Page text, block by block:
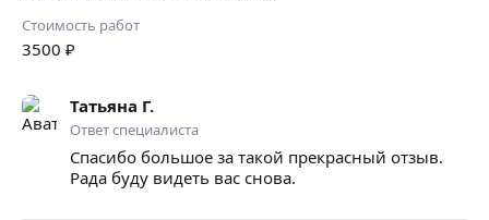
Стоимость работ
3500 ₽
Татьяна Г.
Ответ специалиста
Спасибо большое за такой прекрасный отзыв.
Рада буду видеть вас снова.